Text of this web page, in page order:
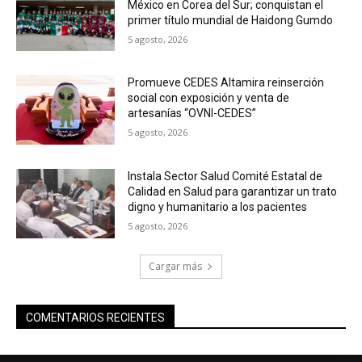
México en Corea del Sur; conquistan el
primer título mundial de Haidong Gumdo
5 agosto, 2026
Promueve CEDES Altamira reinserción
social con exposición y venta de
artesanías “OVNI-CEDES”
5 agosto, 2026
Instala Sector Salud Comité Estatal de
Calidad en Salud para garantizar un trato
digno y humanitario a los pacientes
5 agosto, 2026
Cargar más
COMENTARIOS RECIENTES